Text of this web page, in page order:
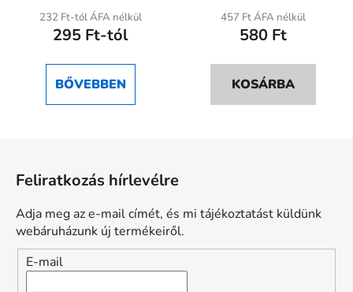
232 Ft-tól ÁFA nélkül
295 Ft-tól
BŐVEBBEN
457 Ft ÁFA nélkül
580 Ft
KOSÁRBA
Feliratkozás hírlevélre
Adja meg az e-mail címét, és mi tájékoztatást küldünk
webáruházunk új termékeiről.
E-mail